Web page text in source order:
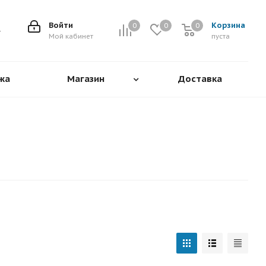
0 0 Корзина
0
пуста
0
Войти
Мой кабинет
Магазин Доставка